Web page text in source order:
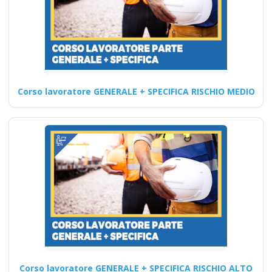
in materia di HACCP: corso
per addetti e responsabili
Corso…
Continua
Corso persona
avvertita PAV rischio
elettrico:
promuovere la
cultura della
sicurezza Nuovo
accordo stato
regioni 2025 rspp
esterno interno rls
Corso lavoratore GENERALE + SPECIFICA RISCHIO MEDIO
Corso lavoratore GENERALE + SPECIFICA RISCHIO ALTO